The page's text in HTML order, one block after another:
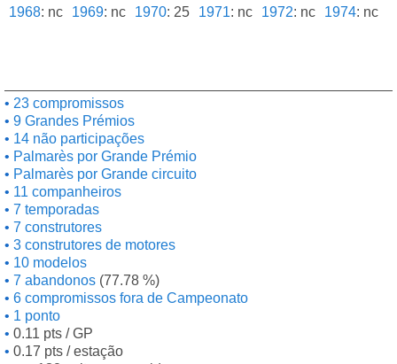
1968: nc 1969: nc 1970: 25 1971: nc 1972: nc 1974: nc
23 compromissos
9 Grandes Prémios
14 não participações
Palmarès por Grande Prémio
Palmarès por Grande circuito
11 companheiros
7 temporadas
7 construtores
3 construtores de motores
10 modelos
7 abandonos (77.78 %)
6 compromissos fora de Campeonato
1 ponto
0.11 pts / GP
0.17 pts / estação